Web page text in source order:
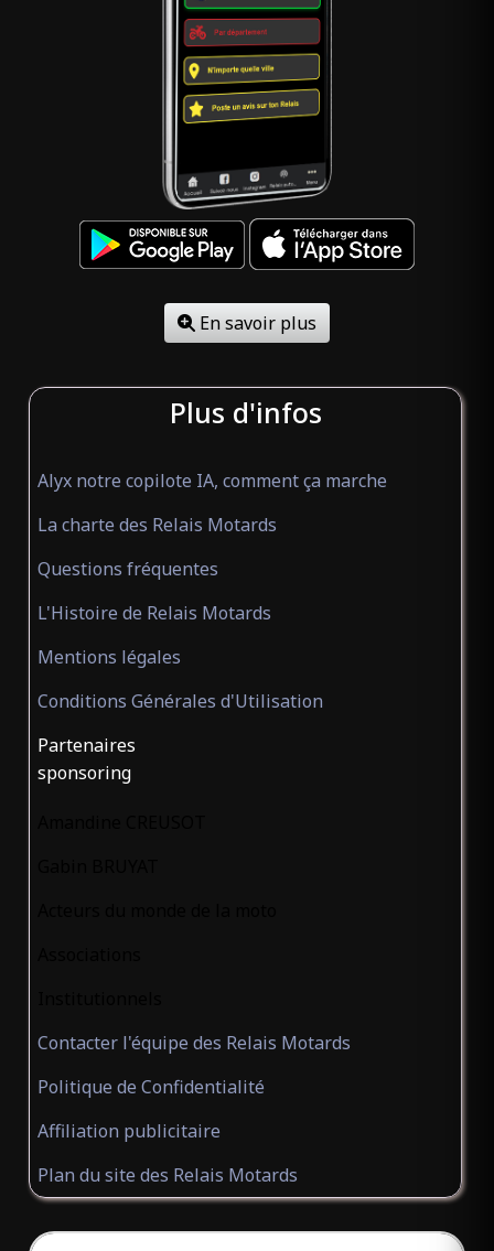
En savoir plus
Plus d'infos
Alyx notre copilote IA, comment ça marche
La charte des Relais Motards
Questions fréquentes
L'Histoire de Relais Motards
Mentions légales
Conditions Générales d'Utilisation
Partenaires
sponsoring
Contacter l'équipe des Relais Motards
Politique de Confidentialité
Affiliation publicitaire
Plan du site des Relais Motards